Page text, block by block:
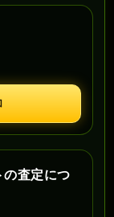
の査定につ